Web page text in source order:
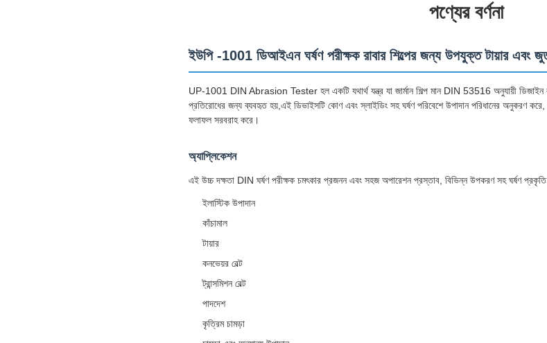
পণ্যের বর্ণনা
ইউপি -1001 ডিআইএন ঘর্ষণ পরীক্ষক রাবার শিল্পের জন্য উপযুক্ত টায়ার এবং
UP-1001 DIN Abrasion Tester হল একটি যথার্থ যন্ত্র যা জার্মান শিল্প মান DIN 53516 অনুযায়ী ডিজাইন
প্রতিরোধের জন্য ব্যবহৃত হয়,এই ডিভাইসটি কোণ এবং স্লাইডিং সহ ঘর্ষণ পরিবেশে উপাদান পরিধানের অনুকরণ
ফলাফল সরবরাহ করে।
অ্যাপ্লিকেশন
এই উচ্চ দক্ষতা DIN ঘর্ষণ পরীক্ষক চমৎকার প্রজনন এবং সহজ অপারেশন প্রস্তাব, বিভিন্ন উপকরণ সহ ঘর্ষণ প্রকৃতি
ইলাস্টিক উপাদান
কাঁচামাল
টায়ার
কনভেয়র বেল্ট
ট্রান্সমিশন বেল্ট
পাদদেশ
কৃত্রিম চামড়া